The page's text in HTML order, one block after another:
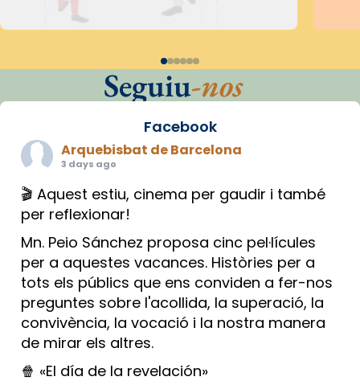
Seguiu-nos
Facebook
Arquebisbat de Barcelona
3 days ago
🎬 Aquest estiu, cinema per gaudir i també
per reflexionar!
Mn. Peio Sánchez proposa cinc pel·lícules
per a aquestes vacances. Històries per a
tots els públics que ens conviden a fer-nos
preguntes sobre l'acollida, la superació, la
convivència, la vocació i la nostra manera
de mirar els altres.
🍿 «El día de la revelación»